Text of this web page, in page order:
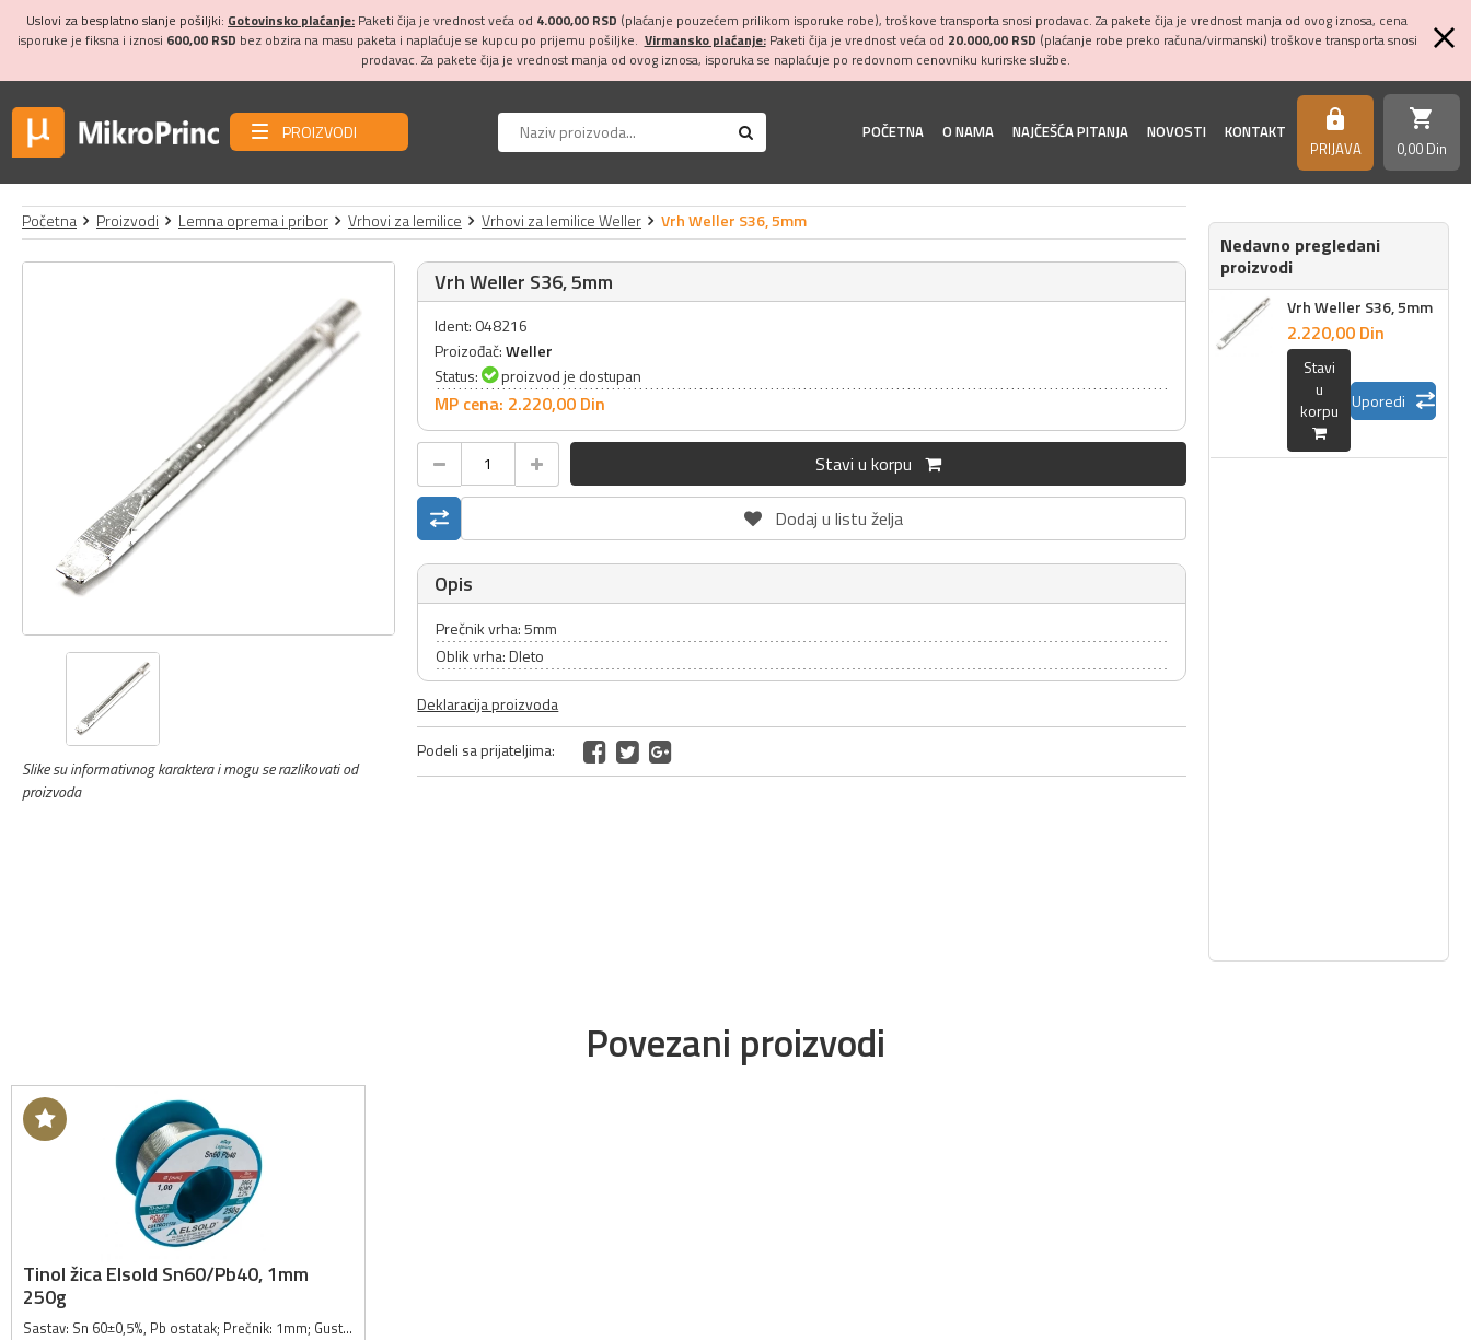
Uslovi za besplatno slanje pošiljki: Gotovinsko plaćanje: Paketi čija je vrednost veća od 4.000,00 RSD (plaćanje pouzećem prilikom isporuke robe), troškove transporta snosi prodavac. Za pakete čija je vrednost manja od ovog iznosa, cena
isporuke je fiksna i iznosi 600,00 RSD bez obzira na masu paketa i naplaćuje se kupcu po prijemu pošiljke. Virmansko plaćanje:Paketi čija je vrednost veća od 20.000,00 RSD (plaćanje robe preko računa/virmanski) troškove transporta snosi
prodavac. Za pakete čija je vrednost manja od ovog iznosa, isporuka se naplaćuje po redovnom cenovniku kurirske službe.
PROIZVODI POČETNA O NAMA NAJČEŠĆA PITANJA NOVOSTI KONTAKT https
PRIJAVA
shopping_cart
0,00 Din
Početna Proizvodi Lemna oprema i pribor Vrhovi za lemilice Vrhovi za lemilice Weller Vrh Weller S36, 5mm
Slike su informativnog karaktera i mogu se razlikovati od
proizvoda
Vrh Weller S36, 5mm
Ident: 048216
Proizođač:Weller
Status:
proizvod je dostupan
MP cena: 2.220,00 Din
Stavi u korpu
Dodaj u listu želja
Opis
Prečnik vrha: 5mm
Oblik vrha: Dleto
Deklaracija proizvoda
Podeli sa prijateljima:
Nedavno pregledani
proizvodi
Vrh Weller S36, 5mm
2.220,00 Din
Stavi
u
korpu
Uporedi
Povezani proizvodi
Tinol žica Elsold Sn60/Pb40, 1mm
250g
Sastav: Sn 60±0,5%, Pb ostatak; Prečnik: 1mm; Gustina: 8.5g/kubcm; Tolerancija prečnika: ± 0.05mm; Tačka topljenja: 183-190°C; Standard: EN 61190-1-3 / ISO 9453; Masa: 250g;